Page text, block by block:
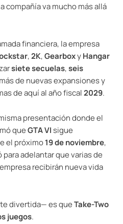
compañía va mucho más allá
financiera, la empresa
,2K,GearboxyHangar
siete secuelas,seis
de nuevas expansiones y
de aquí al año fiscal2029.
presentación donde el
queGTA VIsigue
el próximo19 de noviembre,
adelantar que varias de
recibirán nueva vida
divertida— es queTake-Two
juegos.